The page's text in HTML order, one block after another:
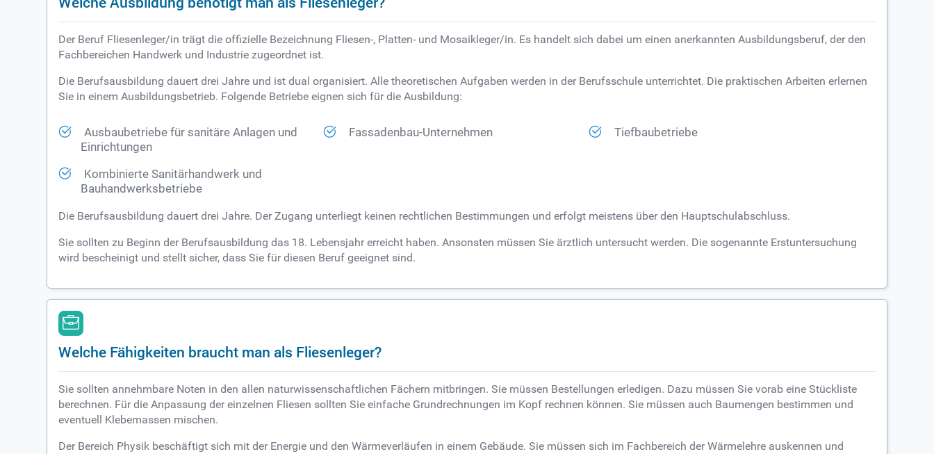
Der Beruf Fliesenleger/in trägt die offizielle Bezeichnung Fliesen-, Platten- und Mosaikleger/in. Es handelt sich dabei um einen anerkannten Ausbildungsberuf, der den
Fachbereichen Handwerk und Industrie zugeordnet ist.
Die Berufsausbildung dauert drei Jahre und ist dual organisiert. Alle theoretischen Aufgaben werden in der Berufsschule unterrichtet. Die praktischen Arbeiten erlernen
Sie in einem Ausbildungsbetrieb. Folgende Betriebe eignen sich für die Ausbildung:
Ausbaubetriebe für sanitäre Anlagen und
Einrichtungen
Fassadenbau-Unternehmen Tiefbaubetriebe
Kombinierte Sanitärhandwerk und
Bauhandwerksbetriebe
Die Berufsausbildung dauert drei Jahre. Der Zugang unterliegt keinen rechtlichen Bestimmungen und erfolgt meistens über den Hauptschulabschluss.
Sie sollten zu Beginn der Berufsausbildung das 18. Lebensjahr erreicht haben. Ansonsten müssen Sie ärztlich untersucht werden. Die sogenannte Erstuntersuchung
wird bescheinigt und stellt sicher, dass Sie für diesen Beruf geeignet sind.
Welche Fähigkeiten braucht man als Fliesenleger?
Sie sollten annehmbare Noten in den allen naturwissenschaftlichen Fächern mitbringen. Sie müssen Bestellungen erledigen. Dazu müssen Sie vorab eine Stückliste
berechnen. Für die Anpassung der einzelnen Fliesen sollten Sie einfache Grundrechnungen im Kopf rechnen können. Sie müssen auch Baumengen bestimmen und
eventuell Klebemassen mischen.
Der Bereich Physik beschäftigt sich mit der Energie und den Wärmeverläufen in einem Gebäude. Sie müssen sich im Fachbereich der Wärmelehre auskennen und